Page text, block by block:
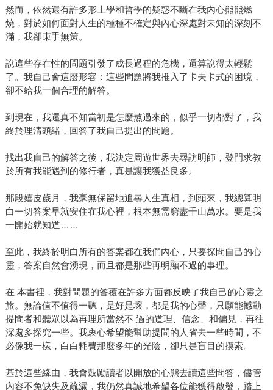
然而，依然還有許多形上學和哲學的疑惑不斷在我內心熊熊燃
燒，對於如何面對人生的種種不確定與內心深處對未知的深刻不
滿，我卻束手無策。
說這些存在性的問題引發了成長過程的危機，還算說得太輕鬆
了。我自己會這麼形容：這些問題將我推入了卡夫卡式的困境，
卻不給我一個合理的解答。
到現在，我還真不知當初是怎麼熬過來的，似乎一切都對了，我
終於理清頭緒，回答了我自己提出的問題。
找出我自己的解答之後，我決定周遊世界去尋訪明師，登門求教
於所有我能遇到的修行者，真是讓我獲益良多。
那段嬉皮歲月，我毫無保留地追尋人生真相，到頭來，我總算明
白一切答案早就安住在我心裡，根本無需窮盡千山萬水。要是我
一開始就知道……
至此，我終於明白所有的答案都在我們內心，只要探問自己的心
靈，答案自然會湧現，而且都是那些再明顯不過的事理。
在 本書裡，我對問題的答覆在許多方面都反映了我自己的心靈之
旅。無論值不值得一聽，是好是壞，都是我的心聲，只願能撼動
提問者和聽眾以為再理所當然不 過的道理、信念、和偏見，再往
深處多探究一些。我衷心希望能幫助提問的人省去一些時間，不
必像我一樣，白白耗費那麼多年的光陰，卻只是盲目的摸索。
基於這些緣由，我會鼓勵讀者以開放的心態去讀這些問答，儘管
內容不免缺失及疏漏，我仍然真誠地希望各位能獲得啟發，踏上